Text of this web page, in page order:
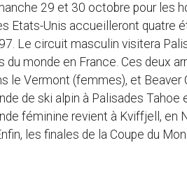
29 et 30 octobre pour les
Etats-Unis accueilleront quatre
Le circuit masculin visitera
du monde en France. Ces deux
le Vermont (femmes), et
de ski alpin à Palisades
féminine revient à Kviffjell,
les finales de la Coupe du